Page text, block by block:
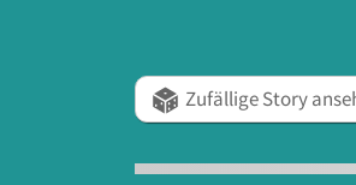
Zufällige Story